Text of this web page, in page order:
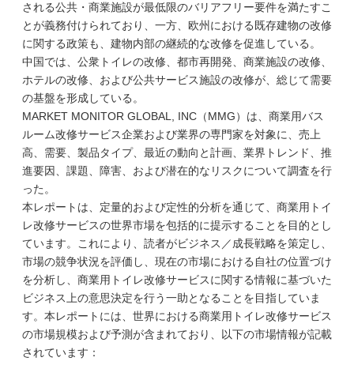
される公共・商業施設が最低限のバリアフリー要件を満たすこ
とが義務付けられており、一方、欧州における既存建物の改修
に関する政策も、建物内部の継続的な改修を促進している。
中国では、公衆トイレの改修、都市再開発、商業施設の改修、
ホテルの改修、および公共サービス施設の改修が、総じて需要
の基盤を形成している。
MARKET MONITOR GLOBAL, INC（MMG）は、商業用バス
ルーム改修サービス企業および業界の専門家を対象に、売上
高、需要、製品タイプ、最近の動向と計画、業界トレンド、推
進要因、課題、障害、および潜在的なリスクについて調査を行
った。
本レポートは、定量的および定性的分析を通じて、商業用トイ
レ改修サービスの世界市場を包括的に提示することを目的とし
ています。これにより、読者がビジネス／成長戦略を策定し、
市場の競争状況を評価し、現在の市場における自社の位置づけ
を分析し、商業用トイレ改修サービスに関する情報に基づいた
ビジネス上の意思決定を行う一助となることを目指していま
す。本レポートには、世界における商業用トイレ改修サービス
の市場規模および予測が含まれており、以下の市場情報が記載
されています：